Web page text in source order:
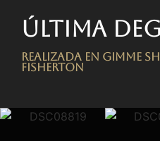
Última
Realizada en Gimme
FISHERTON